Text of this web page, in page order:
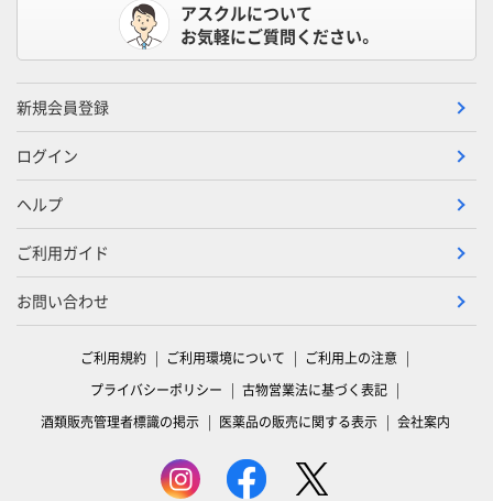
アスクルについて
お気軽にご質問ください。
新規会員登録
ログイン
ヘルプ
ご利用ガイド
お問い合わせ
ご利用規約 ご利用環境について
ご利用上の注意
プライバシーポリシー
古物営業法に基づく表記
酒類販売管理者標識の掲示
医薬品の販売に関する表示 会社案内